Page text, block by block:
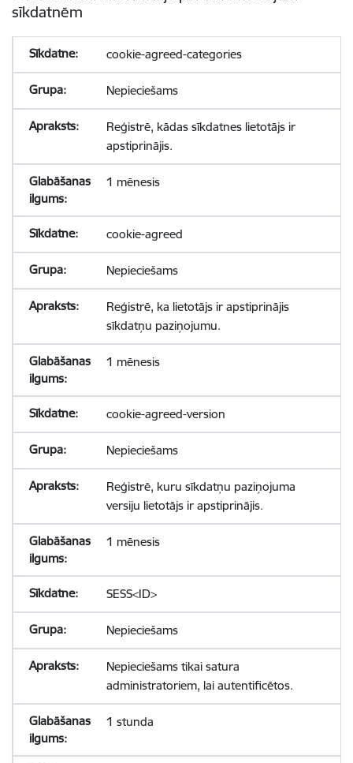
sīkdatnēm
cookie-agreed-categories
Nepieciešams
Reģistrē, kādas sīkdatnes lietotājs ir
apstiprinājis.
1 mēnesis
cookie-agreed
Nepieciešams
Reģistrē, ka lietotājs ir apstiprinājis
sīkdatņu paziņojumu.
1 mēnesis
cookie-agreed-version
Nepieciešams
Reģistrē, kuru sīkdatņu paziņojuma
versiju lietotājs ir apstiprinājis.
1 mēnesis
SESS<ID>
Nepieciešams
Nepieciešams tikai satura
administratoriem, lai autentificētos.
1 stunda